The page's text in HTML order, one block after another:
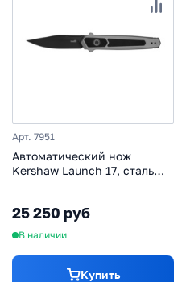
Арт. 7951
Автоматический нож
Kershaw Launch 17, сталь
25 250 руб
В наличии
Купить